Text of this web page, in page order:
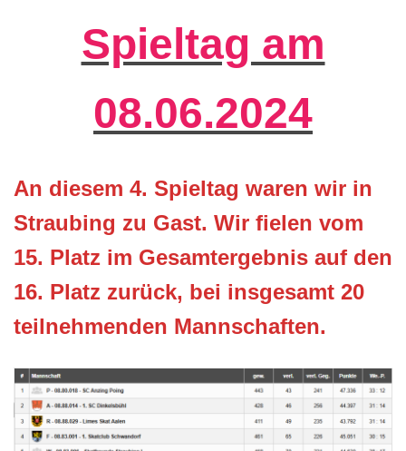
Spieltag am
08.06.2024
An diesem 4. Spieltag waren wir in
Straubing zu Gast. Wir fielen vom
15. Platz im Gesamtergebnis auf den
16. Platz zurück, bei insgesamt 20
teilnehmenden Mannschaften.